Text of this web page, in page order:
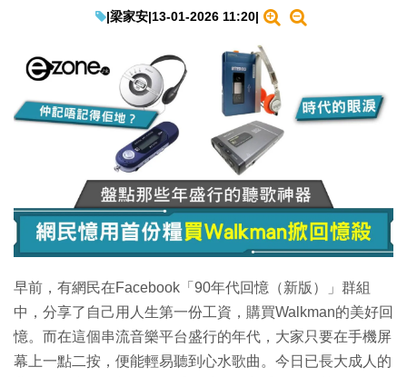
|梁家安|13-01-2026 11:20|
早前，有網民在Facebook「90年代回憶（新版）」群組
中，分享了自己用人生第一份工資，購買Walkman的美好回
憶。而在這個串流音樂平台盛行的年代，大家只要在手機屏
幕上一點二按，便能輕易聽到心水歌曲。今日已長大成人的